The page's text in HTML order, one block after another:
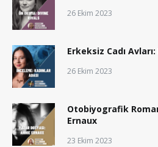
26 Ekim 2023
Erkeksiz Cadı
26 Ekim 2023
Otobiyografik
Ernaux
23 Ekim 2023